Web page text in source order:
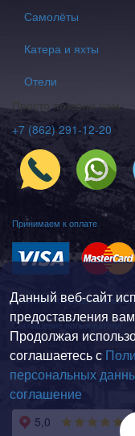
Самолёты
Катера и яхты
Отели
Просто позвони нам
+7 (862) 291-12-20
Принимаем к оплате
Политика
Соглашение пользователя
© 2008—2026
г. Сочи, Адлерский
На карте
Данный веб-сайт
предоставления
Продолжая
соглашаетесь с
персональных
соглашение